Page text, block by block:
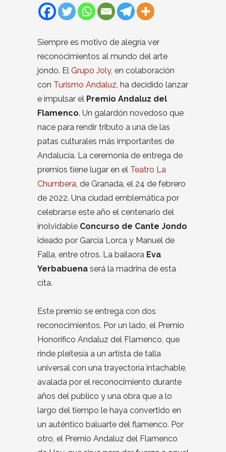
Siempre es motivo de alegría ver
reconocimientos al mundo del arte
jondo. El Grupo Joly, en colaboración
con Turismo Andaluz , ha decidido lanzar
e impulsar el Premio Andaluz del
Flamenco. Un galardón novedoso que
nace para rendir tributo a una de las
patas culturales más importantes de
Andalucía. La ceremonia de entrega de
premios tiene lugar en el Teatro La
Chumbera , de Granada, el 24 de febrero
de 2022. Una ciudad emblemática por
celebrarse este año el centenario del
inolvidable Concurso de Cante Jondo
ideado por García Lorca y Manuel de
Falla, entre otros. La bailaora Eva
Yerbabuena será la madrina de esta
cita.
Este premio se entrega con dos
reconocimientos. Por un lado, el Premio
Honorífico Andaluz del Flamenco, que
rinde pleitesía a un artista de talla
universal con una trayectoria intachable,
avalada por el reconocimiento durante
años del público y una obra que a lo
largo del tiempo le haya convertido en
un auténtico baluarte del flamenco. Por
otro, el Premio Andaluz del Flamenco